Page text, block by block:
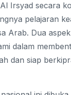
Irsyad secara
pelajaran
Arab. Dua
dalam
dan siap